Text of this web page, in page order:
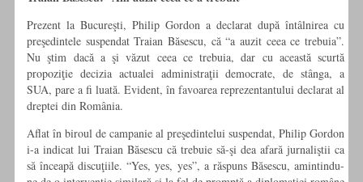
Prezent la Bucureşti, Philip Gordon a declarat după întâlnirea cu
preşedintele suspendat Traian Băsescu, că “a auzit ceea ce trebuia”.
Nu ştim dacă a şi văzut ceea ce trebuia, dar cu această scurtă
propoziţie decizia actualei administraţii democrate, de stânga, a
SUA, pare a fi luată. Evident, în favoarea reprezentantului declarat al
dreptei din România.
Aflat în biroul de campanie al preşedintelui suspendat, Philip Gordon
i-a indicat lui Traian Băsescu că trebuie să-şi dea afară jurnaliştii ca
să înceapă discuţiile. “Yes, yes, yes”, a răspuns Băsescu, amintindu-